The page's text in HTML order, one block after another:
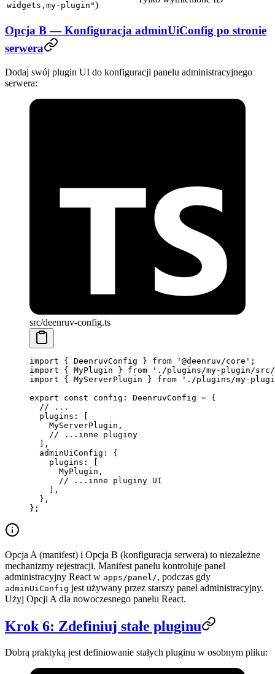
widgets,my-plugin")
Opcja B — Konfiguracja adminUiConfig po stronie
serwera
Dodaj swój plugin UI do konfiguracji panelu administracyjnego
serwera:
src/deenruv-config.ts
import { DeenruvConfig } from '@deenruv/core' ;
import { MyPlugin } from './plugins/my-plugin/
import { MyServerPlugin } from './plugins/my-
export const config : DeenruvConfig = {
  // ...
  plugins: [
    MyServerPlugin,
    // ...inne pluginy
  ],
  adminUiConfig: {
    plugins: [
      MyPlugin,
      // ...inne pluginy UI
    ],
  },
};
Opcja A (manifest) i Opcja B (konfiguracja serwera) to niezależne
mechanizmy rejestracji. Manifest panelu kontroluje panel
administracyjny React w apps/panel/, podczas gdy
adminUiConfig jest używany przez starszy panel administracyjny.
Użyj Opcji A dla nowoczesnego panelu React.
Krok 6: Zdefiniuj stałe pluginu
Dobrą praktyką jest definiowanie stałych pluginu w osobnym pliku: